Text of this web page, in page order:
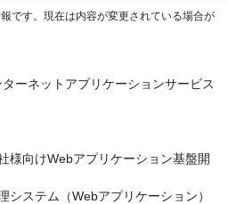
です。現在は内容が変更されている場合が
ーネットアプリケーションサービス
様向けWebアプリケーション基盤開
システム（Webアプリケーション）